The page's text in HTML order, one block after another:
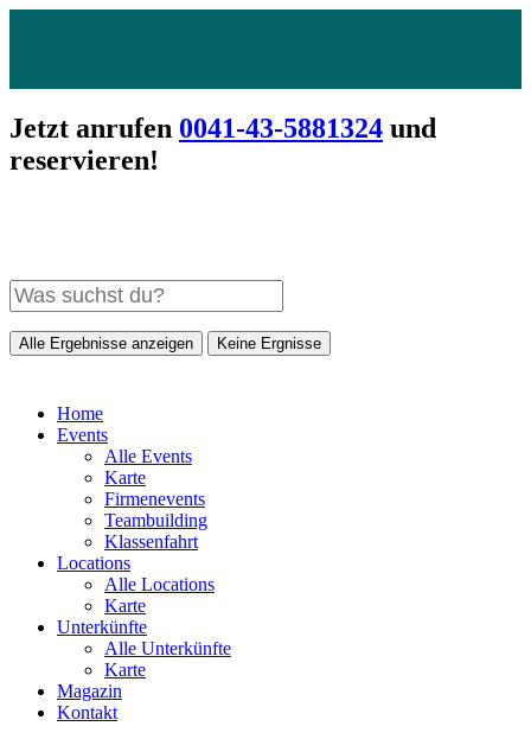
Jetzt anrufen 0041-43-5881324 und
reservieren!
Alle Ergebnisse anzeigen Keine Ergnisse
Home
Events
Alle Events
Karte
Firmenevents
Teambuilding
Klassenfahrt
Locations
Alle Locations
Karte
Unterkünfte
Alle Unterkünfte
Karte
Magazin
Kontakt